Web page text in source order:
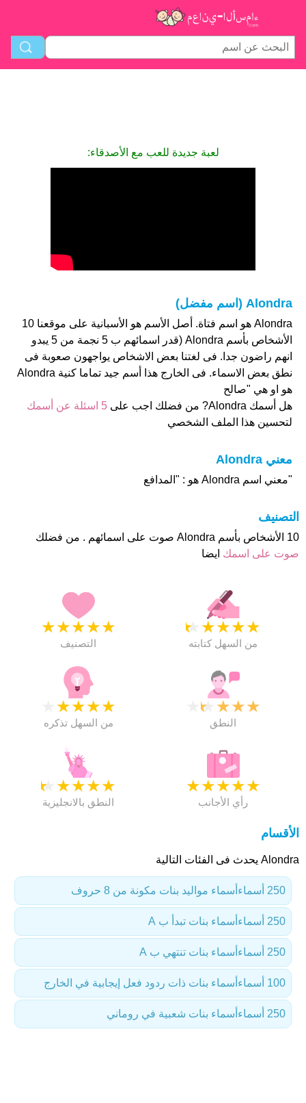
لعبة جديدة للعب مع الأصدقاء:
Alondra (اسم مفضل)
Alondra هو اسم فتاة. أصل الأسم هو الأسبانية على موقعنا 10
الأشخاص بأسم Alondra (قدر اسمائهم ب 5 نجمة من 5 يبدو
انهم راضون جدا. فى لغتنا بعض الاشخاص يواجهون صعوبة فى
نطق بعض الاسماء. فى الخارج هذا أسم جيد تماما كنية Alondra
هو او هي "صالح
هل أسمك Alondra? من فضلك اجب على
5 اسئلة عن أسمك
لتحسين هذا الملف الشخصي
معني Alondra
"معني اسم Alondra هو : "المدافع
التصنيف
10 الأشخاص بأسم Alondra صوت على اسمائهم . من فضلك
صوت على اسمك ايضا
★
★
★
★
★
التصنيف
★
★
★
★
★
من السهل كتابته
★
★
★
★
من السهل تذكره
★
★
★
★
النطق
★
★
★
★
★
النطق بالانجليزية
★
★
★
★
★
رأي الأجانب
الأقسام
Alondra يحدث فى الفئات التالية
أسماء مواليد بنات مكونة من 8 حروف 250 أسماء
أسماء بنات تبدأ ب A 250 أسماء
أسماء بنات تنتهي ب A 250 أسماء
أسماء بنات ذات ردود فعل إيجابية في الخارج 100 أسماء
أسماء بنات شعبية في روماني 250 أسماء